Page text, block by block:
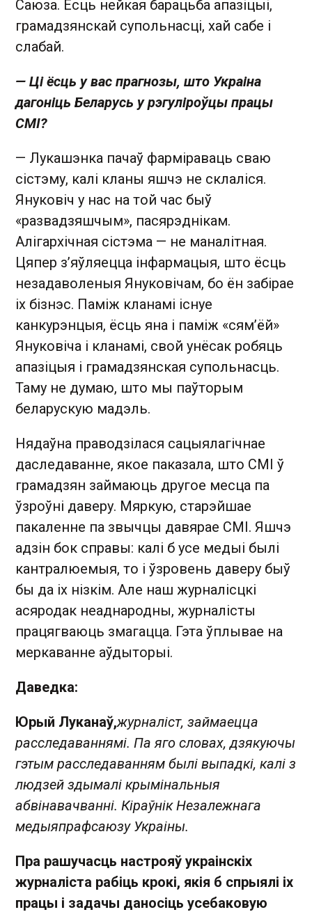
Саюза. Ёсць нейкая барацьба апазіцыі,
грамадзянскай супольнасці, хай сабе і
слабай.
— Ці ёсць у вас прагнозы, што Украіна
дагоніць Беларусь у рэгуліроўцы працы
СМІ?
— Лукашэнка пачаў фарміраваць сваю
сістэму, калі кланы яшчэ не склаліся.
Януковіч у нас на той час быў
«развадзяшчым», пасярэднікам.
Алігархічная сістэма — не маналітная.
Цяпер з’яўляецца інфармацыя, што ёсць
незадаволеныя Януковічам, бо ён забірае
іх бізнэс. Паміж кланамі існуе
канкурэнцыя, ёсць яна і паміж «сям’ёй»
Януковіча і кланамі, свой унёсак робяць
апазіцыя і грамадзянская супольнасць.
Таму не думаю, што мы паўторым
беларускую мадэль.
Нядаўна праводзілася сацыялагічнае
даследаванне, якое паказала, што СМІ ў
грамадзян займаюць другое месца па
ўзроўні даверу. Мяркую, старэйшае
пакаленне па звычцы давярае СМІ. Яшчэ
адзін бок справы: калі б усе медыі былі
кантралюемыя, то і ўзровень даверу быў
бы да іх нізкім. Але наш журналісцкі
асяродак неаднародны, журналісты
працягваюць змагацца. Гэта ўплывае на
меркаванне аўдыторыі.
Даведка:
Юрый Луканаў,журналіст, займаецца
расследаваннямі. Па яго словах, дзякуючы
гэтым расследаванням былі выпадкі, калі з
людзей здымалі крымінальныя
абвінавачванні. Кіраўнік Незалежнага
медыяпрафсаюзу Украіны.
Пра рашучасць настрояў украінскіх
журналіста рабіць крокі, якія б спрыялі іх
працы і задачы даносіць усебаковую